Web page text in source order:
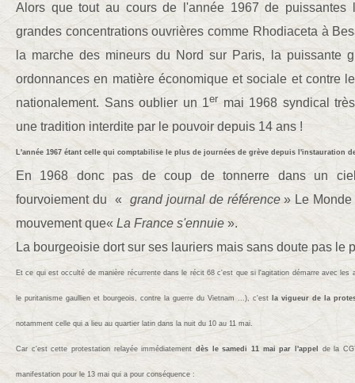
A lors que tout au cours de l'année 1967 de
grandes concentrations ouvrières comme Rhodiaceta à
la marche des mineurs du Nord sur Paris, la puissante
ordonnances en matière économique et sociale et contre
nationalement. Sans oublier un 1er mai 1968 syndical
une tradition interdite par le pouvoir depuis 14 ans !
L'année 1967 étant celle qui comptabilise le plus de journées de grève depuis l'instauration
En 1968 donc pas de coup de tonnerre dans un
fourvoiement du «
grand journal de référence» Le Monde
mouvement que« La France s'ennuie ».
La bourgeoisie dort sur ses lauriers mais sans doute pas le
Et ce qui est occulté de manière récurrente dans le récit 68 c'est que si l'agitation démarre avec les
le puritanisme gaullien et bourgeois, contre la guerre du Vietnam ...), c'est la vigueur de la
notamment celle qui a lieu au quartier latin dans la nuit du 10 au 11 mai.
Car c'est cette protestation relayée immédiatement dès le samedi 11 maipar l'appel de la
manifestation pour le 13 mai qui a pour conséquence :